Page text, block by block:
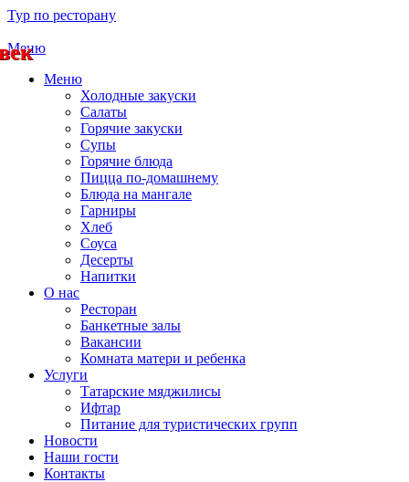
Тур по ресторану
Меню
Меню
Холодные закуски
Салаты
Горячие закуски
Супы
Горячие блюда
Пицца по-домашнему
Блюда на мангале
Гарниры
Хлеб
Соуса
Десерты
Напитки
О нас
Ресторан
Банкетные залы
Вакансии
Комната матери и ребенка
Услуги
Татарские мяджилисы
Ифтар
Питание для туристических групп
Новости
Наши гости
Контакты